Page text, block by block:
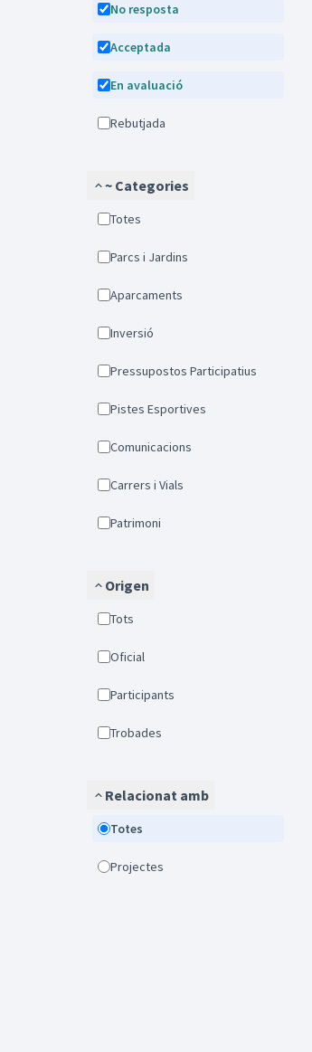
No resposta
Acceptada
En avaluació
Rebutjada
~ Categories
Totes
Parcs i Jardins
Aparcaments
Inversió
Pressupostos Participatius
Pistes Esportives
Comunicacions
Carrers i Vials
Patrimoni
Origen
Tots
Oficial
Participants
Trobades
Relacionat amb
Totes
Projectes